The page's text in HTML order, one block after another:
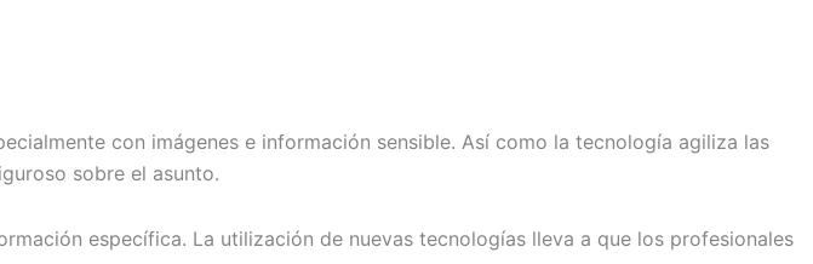
con imágenes e información sensible. Así como la tecnología agiliza las
sobre el asunto.
específica. La utilización de nuevas tecnologías lleva a que los profesionales